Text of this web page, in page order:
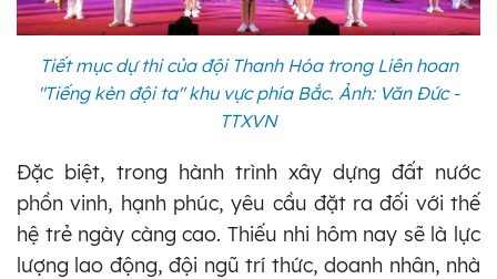
Tiết mục dự thi của đội Thanh Hóa trong Liên hoan
"Tiếng kèn đội ta" khu vực phía Bắc. Ảnh: Văn Đức -
TTXVN
Đặc biệt, trong hành trình xây dựng đất nước
phồn vinh, hạnh phúc, yêu cầu đặt ra đối với thế
hệ trẻ ngày càng cao. Thiếu nhi hôm nay sẽ là lực
lượng lao động, đội ngũ trí thức, doanh nhân, nhà